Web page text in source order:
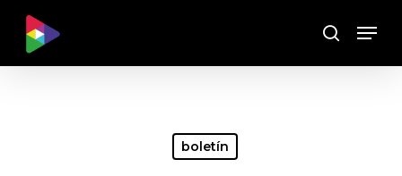
main
Buscar
Menu
boletín